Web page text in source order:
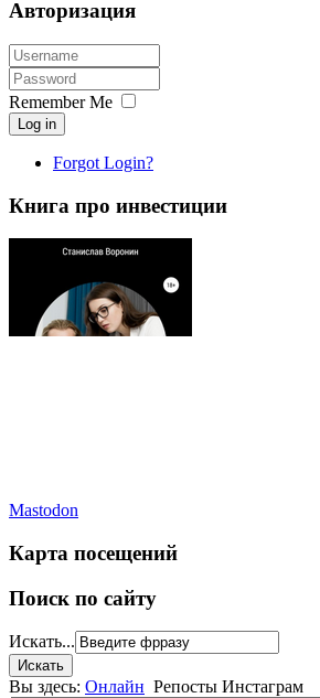
Авторизация
Remember Me
Log in
Forgot Login?
Книга про инвестиции
Mastodon
Карта посещений
Поиск по сайту
Искать...
Вы здесь: Онлайн Репосты Инстаграм